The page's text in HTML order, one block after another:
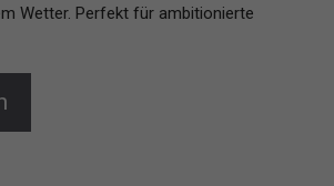
Wetter. Perfekt für ambitionierte